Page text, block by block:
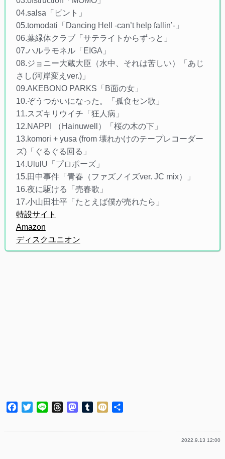
04.salsa「ピント」
05.tomodati「Dancing Hell -can’t help fallin’-」
06.葉緑体クラブ「サテライトからずっと」
07.ハルラモネル「EIGA」
08.ジョニー大蔵大臣（水中、それは苦しい）「あじ
さし(河岸変えver.)」
09.AKEBONO PARKS「B面の女」
10.ぞうつかいになった。「孤食セン歌」
11.スズキリウイチ「狂人病」
12.NAPPI （Hainuwell）「桜の木の下」
13.komori + yusa (from 壊れかけのテープレコーダー
ズ)「ぐるぐる回る」
14.UlulU「プロポーズ」
15.田中事件「青春（ファズノイズver. JC mix）」
16.夜に駆ける「売春歌」
17.小山田壮平「たとえば僕が売れたら」
特設サイト
Amazon
ディスクユニオン
Facebook
TwitterLine ThreadsMastodon
Tumblr
Mixi
2022.9.13 12:00